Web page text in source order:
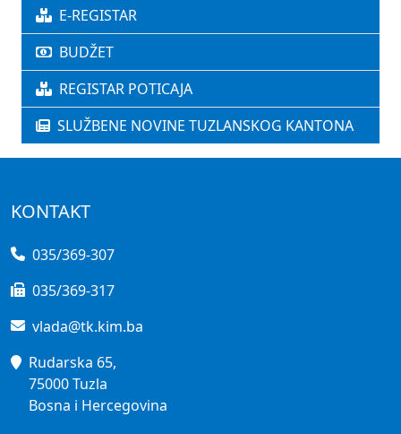
E-REGISTAR
BUDŽET
REGISTAR POTICAJA
SLUŽBENE NOVINE TUZLANSKOG KANTONA
KONTAKT
035/369-307
035/369-317
vlada@tk.kim.ba
Rudarska 65,
75000 Tuzla
Bosna i Hercegovina